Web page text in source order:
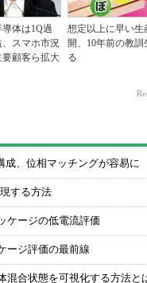
体は1Q過
、スマホ市況
要顧客ら拡大
想定以上に早い生
開、10年前の教訓
る
成、位相マッチングが容易に
する方法
ケージの低電流評価
ージ評価の最前線
混合状態を可視化する方法と